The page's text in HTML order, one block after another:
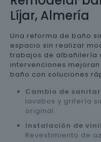
Líjar, Almería
Una reforma de baño
espacio sin realizar
trabajos de albañilería
intervenciones
baño con soluciones
Cambio de
lavabos y grifería
original.
Instalación de
Revestimiento de